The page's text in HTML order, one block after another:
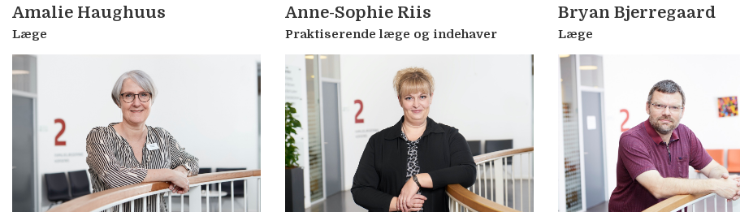
Amalie Haughuus
Læge
Anne-Sophie Riis
Praktiserende læge og indehaver
Bryan Bjerregaard
Læge